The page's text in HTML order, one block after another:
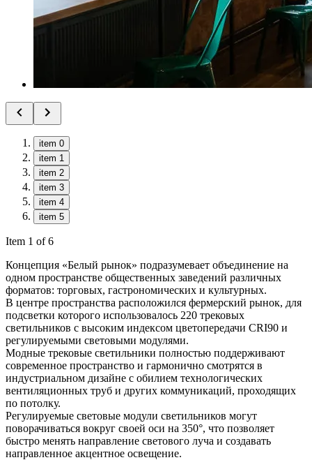
item 0
item 1
item 2
item 3
item 4
item 5
Item 1 of 6
Концепция «Белый рынок» подразумевает объединение на
одном пространстве общественных заведений различных
форматов: торговых, гастрономических и культурных.
В центре пространства расположился фермерский рынок, для
подсветки которого использовалось 220 трековых
светильников с высоким индексом цветопередачи CRI90 и
регулируемыми световыми модулями.
Модные трековые светильники полностью поддерживают
современное пространство и гармонично смотрятся в
индустриальном дизайне с обилием технологических
вентиляционных труб и других коммуникаций, проходящих
по потолку.
Регулируемые световые модули светильников могут
поворачиваться вокруг своей оси на 350°, что позволяет
быстро менять направление светового луча и создавать
направленное акцентное освещение.